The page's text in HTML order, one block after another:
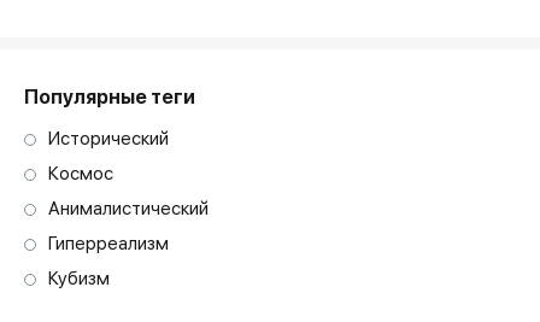
Популярные теги
Исторический
Космос
Анималистический
Гиперреализм
Кубизм